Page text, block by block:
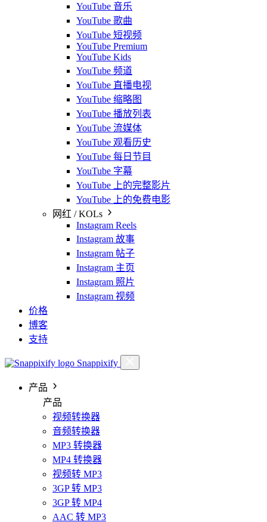
YouTube 音乐
YouTube 歌曲
YouTube 短视频
YouTube Premium
YouTube Kids
YouTube 频道
YouTube 直播电视
YouTube 缩略图
YouTube 播放列表
YouTube 流媒体
YouTube 观看历史
YouTube 每日节目
YouTube 字幕
YouTube 上的完整影片
YouTube 上的免费电影
网红 / KOLs
Instagram Reels
Instagram 故事
Instagram 帖子
Instagram 主页
Instagram 照片
Instagram 视频
价格
博客
支持
Snappixify
产品
产品
视频转换器
音频转换器
MP3 转换器
MP4 转换器
视频转 MP3
3GP 转 MP3
3GP 转 MP4
AAC 转 MP3